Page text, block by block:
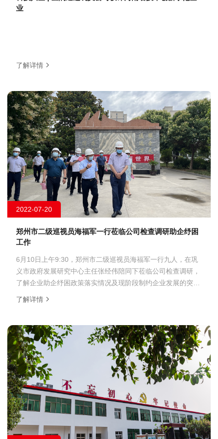
业
了解详情
2022-07-20
郑州市二级巡视员海福军一行莅临公司检查调研助企纾困
工作
6月10日上午9:30，郑州市二级巡视员海福军一行九人，在巩
义市政府发展研究中心主任张经伟陪同下莅临公司检查调研，
了解企业助企纾困政策落实情况及现阶段制约企业发展的突出
问题和障碍，公司党总支书记、经理倪高金参加接待并汇报公
了解详情